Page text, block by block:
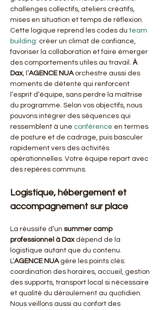
challenges collectifs, ateliers créatifs,
mises en situation et temps de réflexion.
Cette logique reprend les codes du team
building: créer un climat de confiance,
favoriser la collaboration et faire émerger
des comportements utiles au travail. À
Dax, l’AGENCE NUA orchestre aussi des
moments de détente qui renforcent
l’esprit d’équipe, sans perdre la maîtrise
du programme. Selon vos objectifs, nous
pouvons intégrer des séquences qui
ressemblent à une conférence en termes
de posture et de cadrage, puis basculer
rapidement vers des activités
opérationnelles. Votre équipe repart avec
des repères communs.
Logistique, hébergement et
accompagnement sur place
La réussite d’un summer camp
professionnel à Dax dépend de la
logistique autant que du contenu.
L’AGENCE NUA gère les points clés:
coordination des horaires, accueil, gestion
des supports, transport local si nécessaire
et qualité du déroulement au quotidien.
Nous veillons aussi au confort des